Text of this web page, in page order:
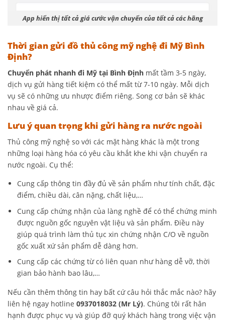
App hiển thị tất cả giá cước vận chuyển của tất cả các hãng
Thời gian gửi đồ thủ công mỹ nghệ đi Mỹ Bình
Định?
Chuyển phát nhanh đi Mỹ tại Bình Định mất tầm 3-5 ngày,
dịch vụ gửi hàng tiết kiệm có thể mất từ 7-10 ngày. Mỗi dịch
vụ sẽ có những ưu nhược điểm riêng. Song cơ bản sẽ khác
nhau về giá cả.
Lưu ý quan trọng khi gửi hàng ra nước ngoài
Thủ công mỹ nghệ so với các mặt hàng khác là một trong
những loại hàng hóa có yêu cầu khắt khe khi vận chuyển ra
nước ngoài. Cụ thể:
Cung cấp thông tin đầy đủ về sản phẩm như tính chất, đặc
điểm, chiều dài, cân nặng, chất liệu,…
Cung cấp chứng nhận của làng nghề để có thể chứng minh
được nguồn gốc nguyên vật liệu và sản phẩm. Điều này
giúp quá trình làm thủ tục xin chứng nhận C/O về nguồn
gốc xuất xứ sản phẩm dễ dàng hơn.
Cung cấp các chứng từ có liên quan như hàng dễ vỡ, thời
gian bảo hành bao lâu,…
Nếu cần thêm thông tin hay bất cứ câu hỏi thắc mắc nào? hãy
liên hệ ngay hotline 0937018032 (Mr Lý). Chúng tôi rất hân
hạnh được phục vụ và giúp đỡ quý khách hàng trong việc vận